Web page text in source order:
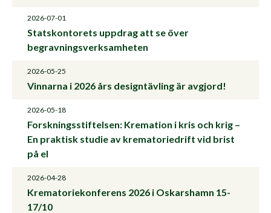
2026-07-01
Statskontorets uppdrag att se över
begravningsverksamheten
2026-05-25
Vinnarna i 2026 års designtävling är avgjord!
2026-05-18
Forskningsstiftelsen: Kremation i kris och krig –
En praktisk studie av krematoriedrift vid brist
på el
2026-04-28
Krematoriekonferens 2026 i Oskarshamn 15-
17/10